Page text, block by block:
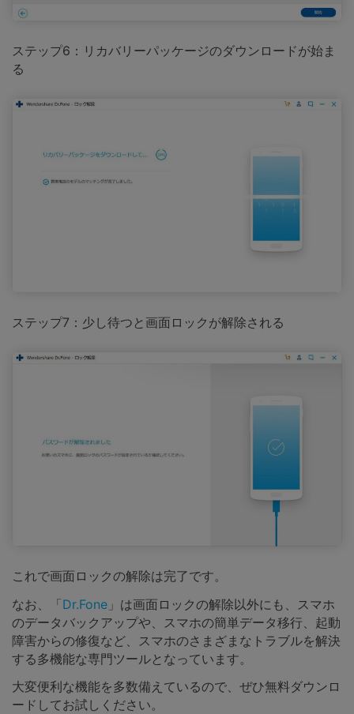
ステップ6：リカバリーパッケージのダウンロードが始ま
る
ステップ7：少し待つと画面ロックが解除される
これで画面ロックの解除は完了です。
なお、「Dr.Fone 」は画面ロックの解除以外にも、スマホ
のデータバックアップや、スマホの簡単データ移行、起動
障害からの修復など、スマホのさまざまなトラブルを解決
する多機能な専門ツールとなっています。
大変便利な機能を多数備えているので、ぜひ無料ダウンロ
ードしてお試しください。